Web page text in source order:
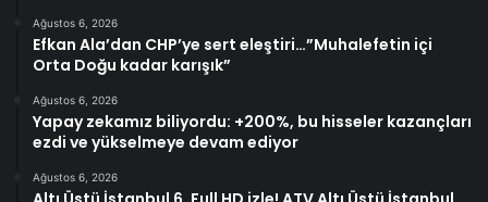
Ağustos 6, 2026
Efkan Ala’dan CHP’ye sert eleştiri…”Muhalefetin içi
Orta Doğu kadar karışık”
Ağustos 6, 2026
Yapay zekamız biliyordu: +200%, bu hisseler kazançları
ezdi ve yükselmeye devam ediyor
Ağustos 6, 2026